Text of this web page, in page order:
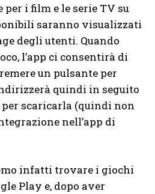
per i film e le serie TV su
saranno visualizzati
degli utenti. Quando
l’app ci consentirà di
un pulsante per
quindi in seguito
per scaricarla (quindi non
nell’app di
infatti trovare i giochi
Play e, dopo aver